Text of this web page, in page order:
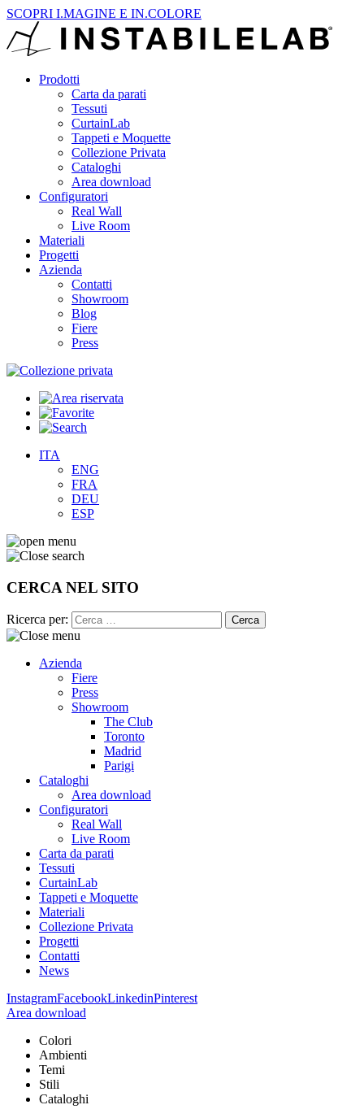
SCOPRI I.MAGINE E IN.COLORE
Prodotti
Carta da parati
Tessuti
CurtainLab
Tappeti e Moquette
Collezione Privata
Cataloghi
Area download
Configuratori
Real Wall
Live Room
Materiali
Progetti
Azienda
Contatti
Showroom
Blog
Fiere
Press
ITA
ENG
FRA
DEU
ESP
CERCA NEL SITO
Ricerca per:
Azienda
Fiere
Press
Showroom
The Club
Toronto
Madrid
Parigi
Cataloghi
Area download
Configuratori
Real Wall
Live Room
Carta da parati
Tessuti
CurtainLab
Tappeti e Moquette
Materiali
Collezione Privata
Progetti
Contatti
News
InstagramFacebookLinkedinPinterest
Area download
Colori
Ambienti
Temi
Stili
Cataloghi